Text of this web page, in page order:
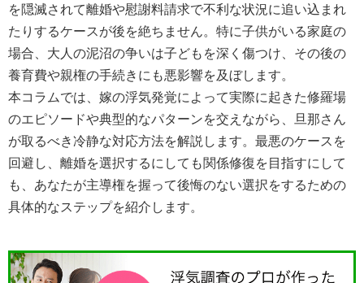
を隠滅されて離婚や慰謝料請求で不利な状況に追い込まれ
たりするケースが後を絶ちません。特に子供がいる家庭の
場合、大人の泥沼の争いは子どもを深く傷つけ、その後の
養育費や親権の手続きにも悪影響を及ぼします。
本コラムでは、嫁の浮気発覚によって実際に起きた修羅場
のエピソードや典型的なパターンを交えながら、旦那さん
が取るべき冷静な対応方法を解説します。最悪のケースを
回避し、離婚を選択するにしても関係修復を目指すにして
も、あなたが主導権を握って後悔のない選択をするための
具体的なステップを紹介します。